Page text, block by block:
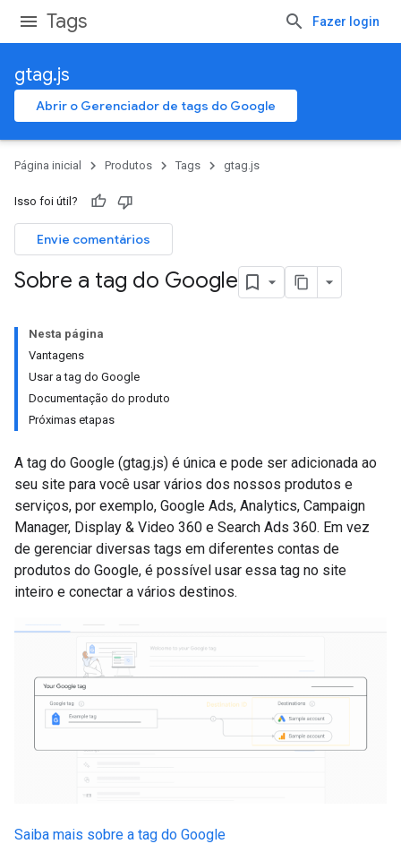
Tags Fazer login
gtag.js
Abrir o Gerenciador de tags do Google
Página inicial Produtos Tags gtag.js
Isso foi útil?
Envie comentários
Sobre a tag do Google
Nesta página
Vantagens
Usar a tag do Google
Documentação do produto
Próximas etapas
A tag do Google (gtag.js) é única e pode ser adicionada ao
seu site para você usar vários dos nossos produtos e
serviços, por exemplo, Google Ads, Analytics, Campaign
Manager, Display & Video 360 e Search Ads 360. Em vez
de gerenciar diversas tags em diferentes contas de
produtos do Google, é possível usar essa tag no site
inteiro e conectar a vários destinos.
Saiba mais sobre a tag do Google